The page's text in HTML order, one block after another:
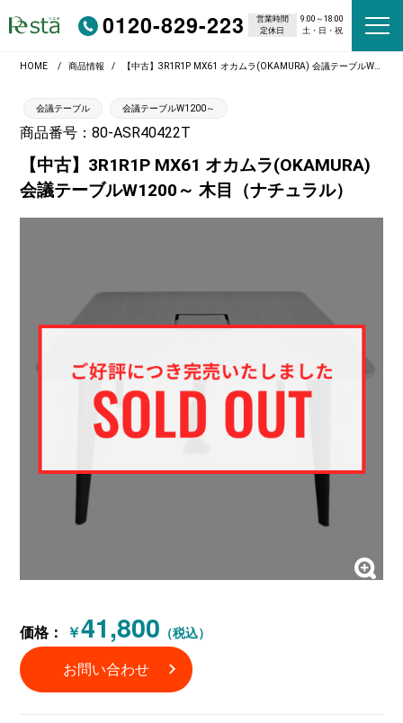
0120-829-223 営業時間
9:00～18:00
定休日
土・日・祝
HOME 商品情報 【中古】3R1R1P MX61 オカムラ(OKAMURA) 会議テーブルW1200～ 木目（ナチュラル）
会議テーブル 会議テーブルW1200～
商品番号：80-ASR40422T
【中古】3R1R1P MX61 オカムラ(OKAMURA)
会議テーブルW1200～ 木目（ナチュラル）
価格： ￥41,800 （税込）
お問い合わせ